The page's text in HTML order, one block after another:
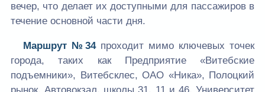
вечер, что делает их доступными для пассажиров в
течение основной части дня.
Маршрут №34проходит мимо ключевых точек
города, таких как Предприятие «Витебские
подъемники», Витебсклес, ОАО «Ника», Полоцкий